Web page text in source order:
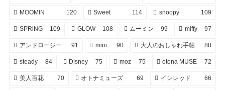
MOOMIN 120 Sweet 114 snoopy 109
SPRiNG 109 GLOW 108 ムーミン 99 miffy 97
アンドロージー 91 mini 90 大人のおしゃれ手帖 88
steady 84 Disney 75 moz 75 otona MUSE 72
美人百花 70 オトナミューズ 69 インレッド 66